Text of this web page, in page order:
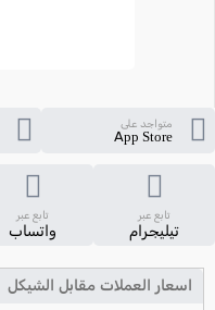
متواجد على
App Store
تابع عبر
تيليجرام
تابع عبر
واتساب
اسعار العملات مقابل الشيكل